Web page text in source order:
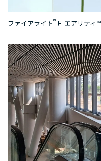
ファイアライト® Ｆ エアリティ™